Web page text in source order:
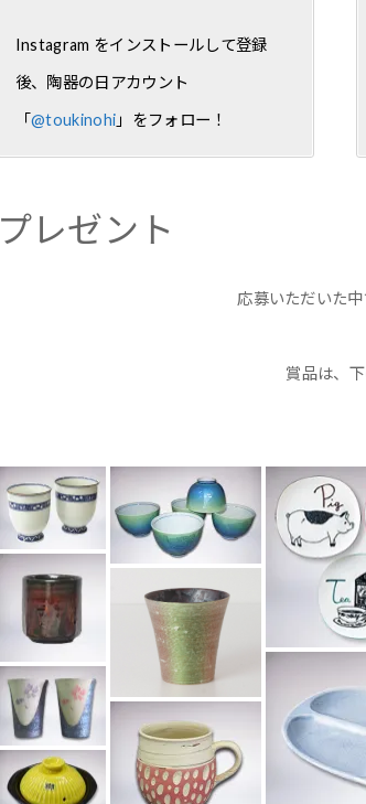
Instagram をインストールして登録
後、陶器の日アカウント
「@toukinohi 」をフォロー！
プレゼント
応募いただいた
賞品は、